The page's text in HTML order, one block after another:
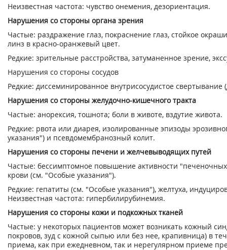
Неизвестная частота: чувство онемения, дезориентация.
Нарушения со стороны органа зрения
Частые: раздражение глаз, покраснение глаз, стойкое
линз в красно-оранжевый цвет.
Редкие: зрительные расстройства, затуманенное зрение,
Нарушения со стороны сосудов
Редкие: диссеминированное внутрисосудистое
Нарушения со стороны желудочно-кишечного тракта
Частые: анорексия, тошнота; боли в животе, вздутие живота.
Редкие: рвота или диарея, изолированные эпизоды
указания") и псевдомембранозный колит.
Нарушения со стороны печени и желчевыводящих путей
Частые: бессимптомное повышение активности
крови (см. "Особые указания").
Редкие: гепатиты (см. "Особые указания"), желтуха,
Неизвестная частота: гипербилирубинемия.
Нарушения со стороны кожи и подкожных тканей
Частые: у некоторых пациентов может возникать кожный
покровов, зуд с кожной сыпью или без нее, крапивница) в
приема, как при ежедневном, так и нерегулярном приеме